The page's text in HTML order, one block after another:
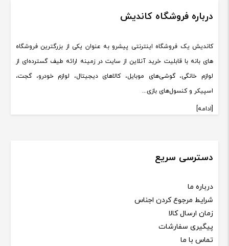
درباره فروشگاه کاندیش
کاندیش یک فروشگاه اینترنتی پیشرو به عنوان یکی از بزرگترین فروشگاه
های بانه با قابلیت خرید آنلاین از سایت در زمینه ارائه طیف گسترده‌ای از
لوازم خانگی، گوشی‌های موبایل، کالاهای دیجیتال، لوازم خودرو، گجت،
اسپیکر و کنسول‌های بازی...
[ادامه]
دسترسی سریع
درباره ما
شرایط مرجوع کردن اجناس
زمان ارسال کالا
پیگیری سفارشات
تماس با ما